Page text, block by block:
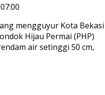
mengguyur Kota Bekasi
Hijau Permai (PHP)
air setinggi 50 cm,